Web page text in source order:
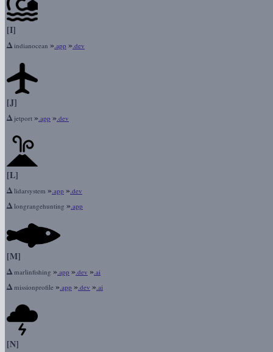
[I]
Δindianocean ».app ».dev
[J]
Δjetport ».app ».dev
[L]
Δlidarsystem ».app ».dev
Δlongrangehunting ».app
[M]
Δmarlinfishing ».app ».dev ».ai
Δmissionprofile ».app ».dev ».ai
[N]